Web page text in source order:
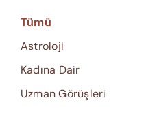
Tümü
Astroloji
Kadına Dair
Uzman Görüşleri